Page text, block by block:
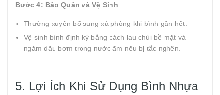
Bước 4: Bảo Quản và Vệ Sinh
Thường xuyên bổ sung xà phòng khi bình gần hết.
Vệ sinh bình định kỳ bằng cách lau chùi bề mặt và
ngâm đầu bơm trong nước ấm nếu bị tắc nghẽn.
5. Lợi Ích Khi Sử Dụng Bình Nhựa